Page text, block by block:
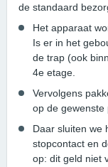
de standaard
Het apparaat
Is er in het
de trap (ook
4e etage.
Vervolgens
op de gewenste
Daar sluiten we
stopcontact en
op: dit geld niet